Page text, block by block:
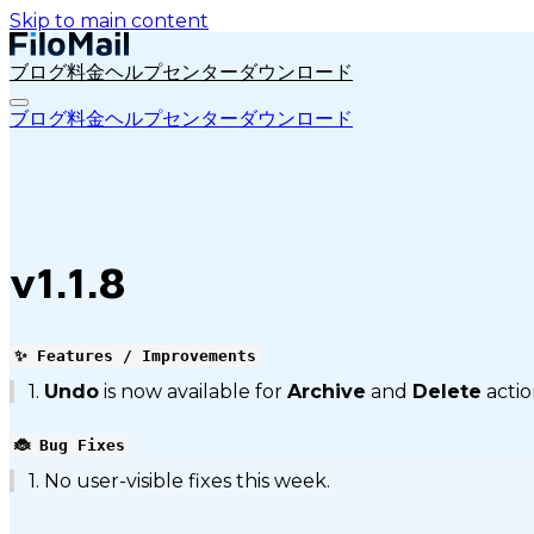
Skip to main content
ブログ料金ヘルプセンターダウンロード
ブログ料金ヘルプセンターダウンロード
v1.1.8
✨ Features / Improvements
1. Undo is now available for Archive and Delete
🐞 Bug Fixes
1. No user-visible fixes this week.